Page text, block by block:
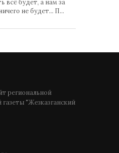
всё будет, а нам за
не будет... П...
региональной
"Жезказганский